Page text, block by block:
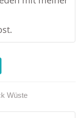
Wüste